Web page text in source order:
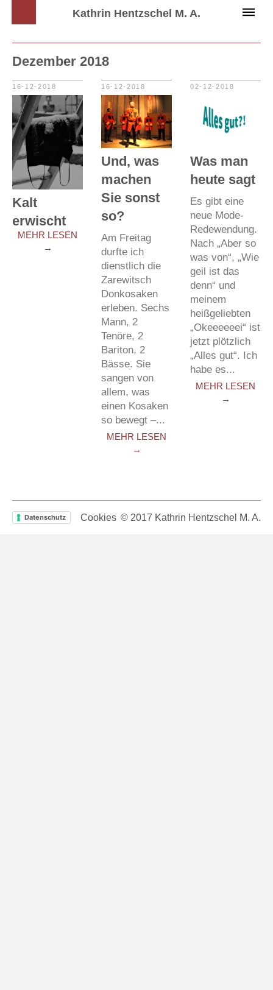
Kathrin Hentzschel M. A.
Dezember 2018
16-12-2018
Kalt
erwischt
MEHR LESEN
→
16-12-2018
Und, was
machen
Sie sonst
so?
Am Freitag
durfte ich
dienstlich die
Zarewitsch
Donkosaken
erleben. Sechs
Mann, 2
Tenöre, 2
Bariton, 2
Bässe. Sie
sangen von
allem, was
einen Kosaken
so bewegt –...
MEHR LESEN
→
02-12-2018
Was man
heute sagt
Es gibt eine
neue Mode-
Redewendung.
Nach „Aber so
was von“, „Wie
geil ist das
denn“ und
meinem
heißgeliebten
„Okeeeeeei“ ist
jetzt plötzlich
„Alles gut“. Ich
habe es...
MEHR LESEN
→
Datenschutz Cookies © 2017 Kathrin Hentzschel M. A.